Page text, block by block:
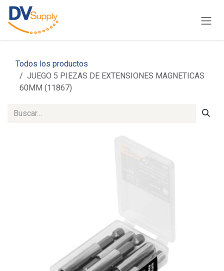
Ir al contenido
Todos los productos
JUEGO 5 PIEZAS DE EXTENSIONES MAGNETICAS
60MM (11867)